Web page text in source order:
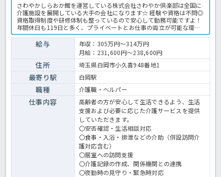
さわやかしらおか館を運営している株式会社さわやか倶楽部は全国に
介護施設を展開している大手の会社になります☆ 経験や資格は不問◎
資格取得制度や研修体制も整っているので安心して勤務可能ですよ！
年間休日も119日と多く、プライベートとお仕事の両立が可能な環境
になります☆ 定年が65歳で長く勤務することも可能で、65歳以降も
条件面は変わらずに働けるので安心の職場です〇 求人が気になる方は
是非ほっ介護までお問い合わせください！ 有料老人ホームでの介護業
務全般です。 ＜介護職 正職員 有料老人ホームの求人＞
給与
年収：305万円～314万円
月給：231,600円～238,600円
住所 埼玉県白岡市小久喜948番地1
最寄り駅 白岡駅
職種 介護職・ヘルパー
仕事内容
高齢者の方が安心して生活できるよう、生活
支援および必要に応じた介護サービスを提供
していただきます。
〇安否確認・生活相談対応
〇食事・入浴・排泄などの介助（併設訪問介
護対応含む）
〇居室への訪問支援
〇介護記録の作成、関係機関との連携
〇夜勤時の見守り・緊急時対応